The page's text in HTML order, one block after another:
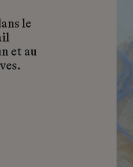
le
et au